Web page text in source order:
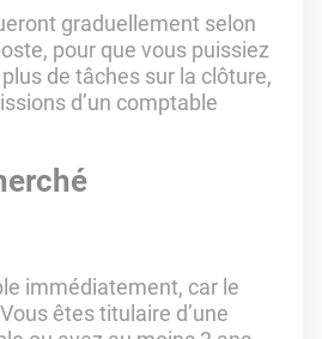
graduellement selon
pour que vous puissiez
de tâches sur la clôture,
d’un comptable
immédiatement, car le
êtes titulaire d’une